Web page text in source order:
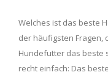
Welches ist das beste
der häufigsten Fragen,
Hundefutter das beste
recht einfach: Das